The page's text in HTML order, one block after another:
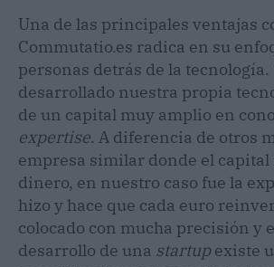
Una de las principales ventajas
Commutatio.es radica en su
personas detrás de la tecnología.
desarrollado nuestra propia
de un capital muy amplio en
expertise. A diferencia de otros
empresa similar donde el
dinero, en nuestro caso fue la
hizo y hace que cada euro
colocado con mucha precisión y
desarrollo de una startupexiste